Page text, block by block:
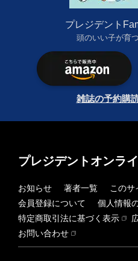
プレジデント
頭のいい子が育
雑誌の予約購
プレジデントオンラ
お知らせ 著者一覧
このサ
会員登録について
個人情報
特定商取引法に基づく表示
お問い合わせ